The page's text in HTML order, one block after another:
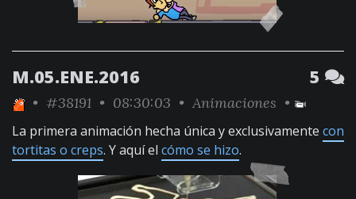
M.05.ENE.2016 5
• #38191 • 08:30:03 • Animaciones •
La primera animación hecha única y exclusivamente con
tortitas o creps. Y aquí el cómo se hizo.